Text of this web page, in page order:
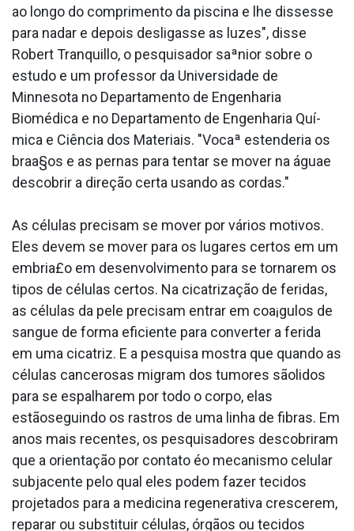
ao longo do comprimento da piscina e lhe dissesse
para nadar e depois desligasse as luzes", disse
Robert Tranquillo, o pesquisador saªnior sobre o
estudo e um professor da Universidade de
Minnesota no Departamento de Engenharia
Biomédica e no Departamento de Engenharia Quí­
mica e Ciência dos Materiais. "Vocaª estenderia os
braa§os e as pernas para tentar se mover na águae
descobrir a direção certa usando as cordas."
As células precisam se mover por vários motivos.
Eles devem se mover para os lugares certos em um
embria£o em desenvolvimento para se tornarem os
tipos de células certos. Na cicatrização de feridas,
as células da pele precisam entrar em coa¡gulos de
sangue de forma eficiente para converter a ferida
em uma cicatriz. E a pesquisa mostra que quando as
células cancerosas migram dos tumores sãolidos
para se espalharem por todo o corpo, elas
estãoseguindo os rastros de uma linha de fibras. Em
anos mais recentes, os pesquisadores descobriram
que a orientação por contato éo mecanismo celular
subjacente pelo qual eles podem fazer tecidos
projetados para a medicina regenerativa crescerem,
reparar ou substituir células, órgãos ou tecidos